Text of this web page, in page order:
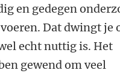
en gedegen
Dat dwingt je
echt nuttig is. Het
gewend om veel